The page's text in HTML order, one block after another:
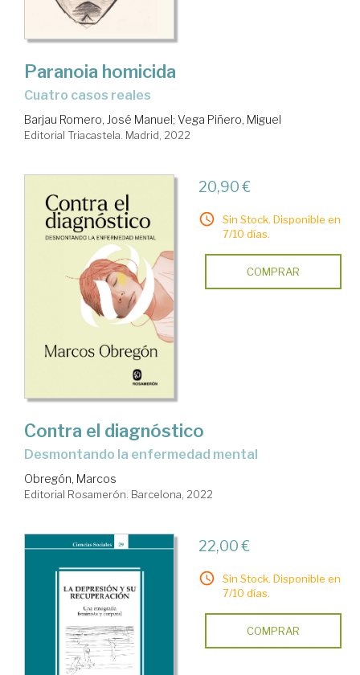
Paranoia homicida
cuatro casos reales
Barjau Romero, José Manuel; Vega Piñero, Miguel
Editorial Triacastela. Madrid, 2022
20,90 €
Sin Stock. Disponible en
7/10 días.
COMPRAR
Contra el diagnóstico
desmontando la enfermedad mental
Obregón, Marcos
Editorial Rosamerón. Barcelona, 2022
22,00 €
Sin Stock. Disponible en
7/10 días.
COMPRAR